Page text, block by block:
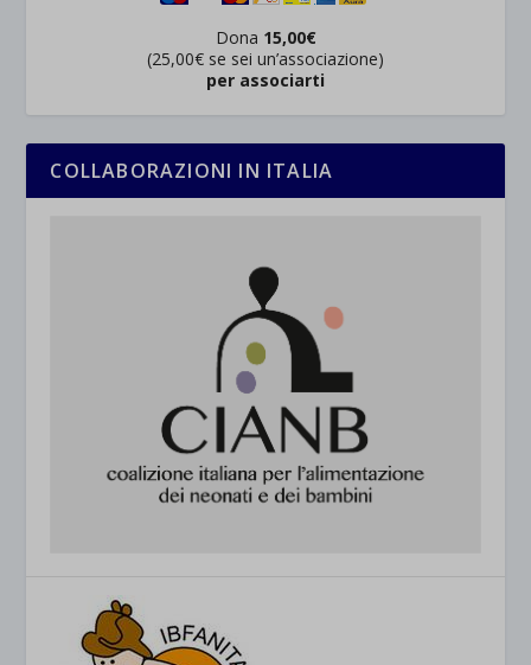
Dona 15,00€
(25,00€ se sei un’associazione)
per associarti
COLLABORAZIONI IN ITALIA